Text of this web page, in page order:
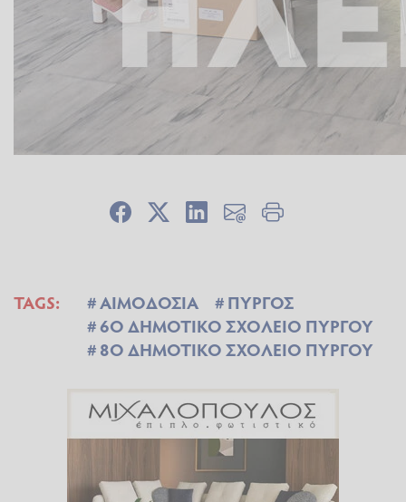
TAGS: ΑΙΜΟΔΟΣΙΑ
ΠΥΡΓΟΣ
6Ο ΔΗΜΟΤΙΚΟ ΣΧΟΛΕΙΟ ΠΥΡΓΟΥ
8Ο ΔΗΜΟΤΙΚΟ ΣΧΟΛΕΙΟ ΠΥΡΓΟΥ